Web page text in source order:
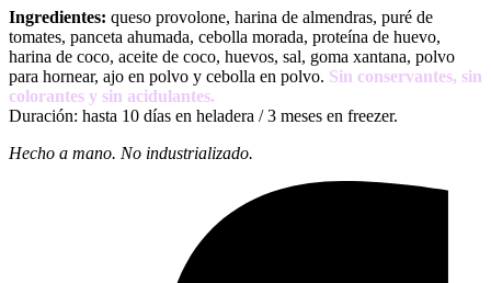
Ingredientes: queso provolone, harina de almendras, puré de
tomates, panceta ahumada, cebolla morada, proteína de huevo,
harina de coco, aceite de coco, huevos, sal, goma xantana, polvo
para hornear, ajo en polvo y cebolla en polvo. Sin conservantes, sin
colorantes y sin acidulantes.
Duración: hasta 10 días en heladera / 3 meses en freezer.
Hecho a mano. No industrializado.